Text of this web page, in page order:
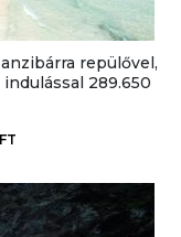
repülővel,
289.650